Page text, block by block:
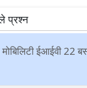
प्रश्न
ईआईवी 22